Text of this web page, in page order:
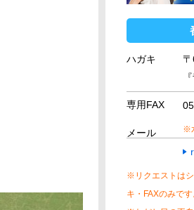
ハガキ
専用FAX
※
メール
※リクエストは
キ・FAXのみです